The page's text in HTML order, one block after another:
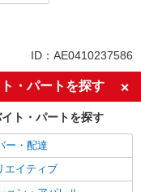
あり
ID：AE0410237586
・パートを探す
ト・パートを探す
ー・配達
エイティブ